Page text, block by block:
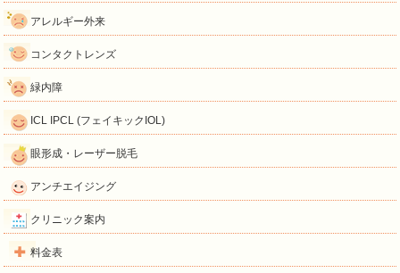
アレルギー外来
コンタクトレンズ
緑内障
ICL IPCL (フェイキックIOL)
眼形成・レーザー脱毛
アンチエイジング
クリニック案内
料金表